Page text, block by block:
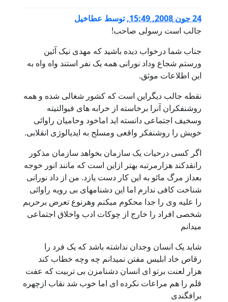
24 جون 2008, 15:49 ,توسط عطاخیل
جالب است رسولی صاحب!
جناب شما درخواب دیده باشید که مهدی نیک آئین
ورستم شجاع وداد نورانی همه یک نفر استند واه واه به
این اطلاعات موثق.
نقطه جالب دیگراین است که کشور شغالی شده و همه
روشنفکران آنرا برخاسته از خرابه های فیوالتیته
وسخیف اجتماعی دانسته اید اماخود وحامیان راوائی
خویش را روشنفکر واقعی ومسلح به ایدیالوژی انقلابی.
اگر کسی درحیات یک سازمان بخواهد سازمان مذکور
رانقدکند هزارمرتبه بهتر ازاین است که مانند انور خوجه
بعداز مرگ مائو به این کار دست یازد. من از داد نورانی
شناخت کافی ندارم اما این دشنامهای بی رویه راوائی
را علیه وی را جدا محکوم میکنم وهرنوع تعرض برحریم
شخصی افراد را خارج از چوکات ادب واخلاق اجتماعی
میدانم
شاید یک انسان وجدان نداشته باشد که یک فرد را
رقاص خاد ابلیس مفتن نمیدانم چه وچه خطاب کند
هزار لعنت برتو ای انسان دشنامزن بی تربیت که عفت
قلم را هم مراعات نکرده ای اما خوب شد نقاب ازچهره
برافگندی